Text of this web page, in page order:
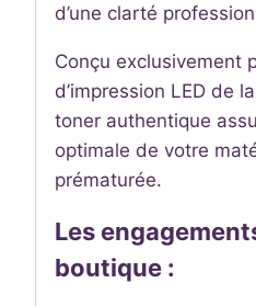
d’une clarté
Conçu exclusivement
d’impression LED de
toner authentique
optimale de votre
prématurée.
Les
boutique :